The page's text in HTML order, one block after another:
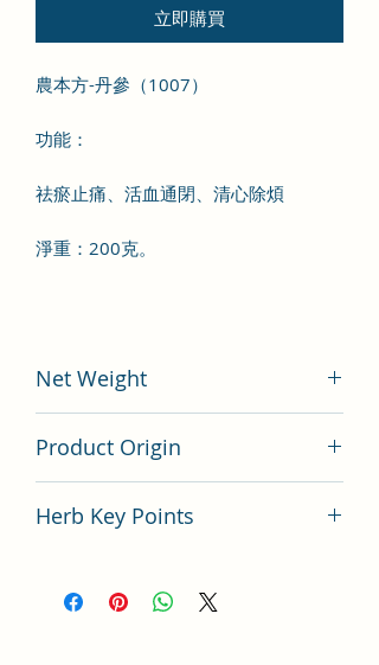
立即購買
農本方-丹參（1007）
功能：
祛瘀止痛、活血通閉、清心除煩
淨重：200克。
Net Weight
Product Origin
Herb Key Points